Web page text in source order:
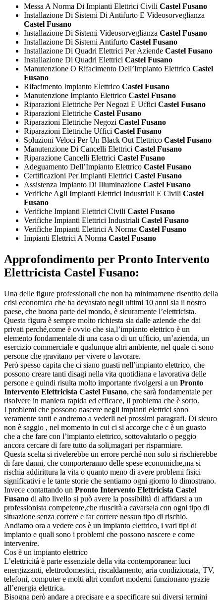
Messa A Norma Di Impianti Elettrici Civili Castel Fusano
Installazione Di Sistemi Di Antifurto E Videosorveglianza
Castel Fusano
Installazione Di Sistemi Videosorveglianza Castel Fusano
Installazione Di Sistemi Antifurto Castel Fusano
Installazione Di Quadri Elettrici Per Aziende Castel Fusano
Installazione Di Quadri Elettrici Castel Fusano
Manutenzione O Rifacimento Dell’Impianto Elettrico Castel
Fusano
Rifacimento Impianto Elettrico Castel Fusano
Manutenzione Impianto Elettrico Castel Fusano
Riparazioni Elettriche Per Negozi E Uffici Castel Fusano
Riparazioni Elettriche Castel Fusano
Riparazioni Elettriche Negozi Castel Fusano
Riparazioni Elettriche Uffici Castel Fusano
Soluzioni Veloci Per Un Black Out Elettrico Castel Fusano
Manutenzione Di Cancelli Elettrici Castel Fusano
Riparazione Cancelli Elettrici Castel Fusano
Adeguamento Dell’Impianto Elettrico Castel Fusano
Certificazioni Per Impianti Elettrici Castel Fusano
Assistenza Impianto Di Illuminazione Castel Fusano
Verifiche Agli Impianti Elettrici Industriali E Civili Castel
Fusano
Verifiche Impianti Elettrici Civili Castel Fusano
Verifiche Impianti Elettrici Industriali Castel Fusano
Verifiche Impianti Elettrici A Norma Castel Fusano
Impianti Elettrici A Norma Castel Fusano
Approfondimento per Pronto Intervento
Elettricista Castel Fusano:
Una delle figure professionali che non ha minimamene risentito della
crisi economica che ha devastato negli ultimi 10 anni sia il nostro
paese, che buona parte del mondo, è sicuramente l’elettricista.
Questa figura è sempre molto richiesta sia dalle aziende che dai
privati perché,come è ovvio che sia,l’impianto elettrico è un
elemento fondamentale di una casa o di un ufficio, un’azienda, un
esercizio commerciale e qualunque altri ambiente, nel quale ci sono
persone che gravitano per vivere o lavorare.
Però spesso capita che ci siano guasti nell’impianto elettrico, che
possono creare tanti disagi nella vita quotidiana e lavorativa delle
persone e quindi risulta molto importante rivolgersi a un Pronto
Intervento Elettricista Castel Fusano, che sarà fondamentale per
risolvere in maniera rapida ed efficace, il problema che è sorto.
I problemi che possono nascere negli impianti elettrici sono
veramente tanti e andremo a vederli nei prossimi paragrafi. Di sicuro
non è saggio , nel momento in cui ci si accorge che c è un guasto
che a che fare con l’impianto elettrico, sottovalutarlo o peggio
ancora cercare di fare tutto da soli,magari per risparmiare.
Questa scelta si rivelerebbe un errore perché non solo si rischierebbe
di fare danni, che comporteranno delle spese economiche,ma si
rischia addirittura la vita o quanto meno di avere problemi fisici
significativi e le tante storie che sentiamo ogni giorno lo dimostrano.
Invece contattando un Pronto Intervento Elettricista Castel
Fusano di alto livello si può avere la possibilità di affidarsi a un
professionista competente,che riuscirà a cavarsela con ogni tipo di
situazione senza correre e far correre nessun tipo di rischio.
Andiamo ora a vedere cos è un impianto elettrico, i vari tipi di
impianto e quali sono i problemi che possono nascere e come
intervenire.
Cos è un impianto elettrico
L’elettricità è parte essenziale della vita contemporanea: luci
energizzanti, elettrodomestici, riscaldamento, aria condizionata, TV,
telefoni, computer e molti altri comfort moderni funzionano grazie
all’energia elettrica.
Bisogna però andare a precisare e a specificare sui diversi termini